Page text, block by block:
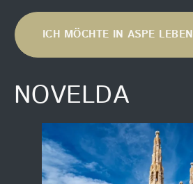
ICH MÖCHTE IN ASPE LEBEN
NOVELDA